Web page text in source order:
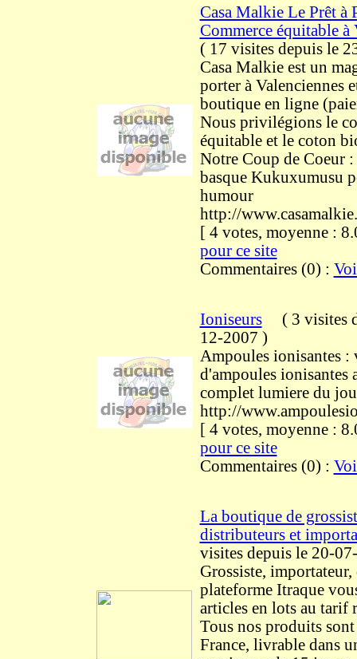
Casa Malkie Le Prêt à
Commerce équitable à
(17 visites depuis le
Casa Malkie est un
porter à Valenciennes
boutique en ligne
Nous privilégions le
équitable et le coton
Notre Coup de Coeur :
basque Kukuxumusu
humour
http://
[ 4 votes, moyenne
pour ce site
Commentaires (0) :
Ioniseurs(3 visites
12-2007 )
Ampoules ionisantes :
d'ampoules ionisantes
complet lumiere du
http://
[ 4 votes, moyenne
pour ce site
Commentaires (0) :
La boutique de
distributeurs et
visites depuis le 20-
Grossiste,
plateforme Itraque
articles en lots au tarif
Tous nos produits
France, livrable dans